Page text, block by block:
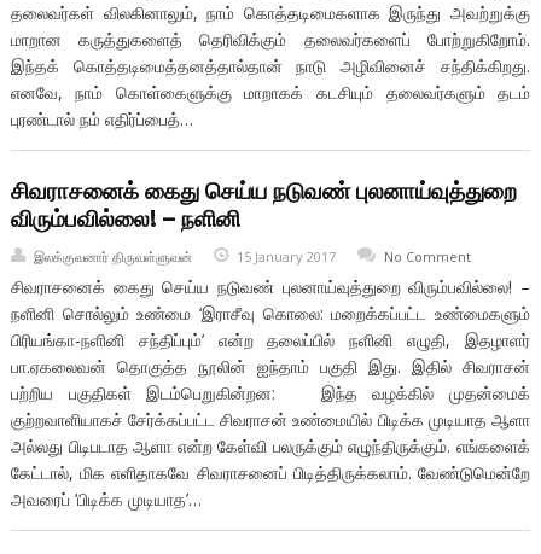
தலைவர்கள் விலகினாலும், நாம் கொத்தடிமைகளாக இருந்து அவற்றுக்கு
மாறான கருத்துகளைத் தெரிவிக்கும் தலைவர்களைப் போற்றுகிறோம்.
இந்தக் கொத்தடிமைத்தனத்தால்தான் நாடு அழிவினைச் சந்திக்கிறது.
எனவே, நாம் கொள்கைளுக்கு மாறாகக் கடசியும் தலைவர்களும் தடம்
புரண்டால் நம் எதிர்ப்பைத்…
சிவராசனைக் கைது செய்ய நடுவண் புலனாய்வுத்துறை
விரும்பவில்லை! – நளினி
இலக்குவனார் திருவள்ளுவன் 15 January 2017 No Comment
சிவராசனைக் கைது செய்ய நடுவண் புலனாய்வுத்துறை விரும்பவில்லை! –
நளினி சொல்லும் உண்மை ‘இராசீவு கொலை: மறைக்கப்பட்ட உண்மைகளும்
பிரியங்கா-நளினி சந்திப்பும்’ என்ற தலைப்பில் நளினி எழுதி, இதழாளர்
பா.ஏகலைவன் தொகுத்த நூலின் ஐந்தாம் பகுதி இது. இதில் சிவராசன்
பற்றிய பகுதிகள் இடம்பெறுகின்றன: இந்த வழக்கில் முதன்மைக்
குற்றவாளியாகச் சேர்க்கப்பட்ட சிவராசன் உண்மையில் பிடிக்க முடியாத ஆளா
அல்லது பிடிபடாத ஆளா என்ற கேள்வி பலருக்கும் எழுந்திருக்கும். எங்களைக்
கேட்டால், மிக எளிதாகவே சிவராசனைப் பிடித்திருக்கலாம். வேண்டுமென்றே
அவரைப் ‘பிடிக்க முடியாத’…